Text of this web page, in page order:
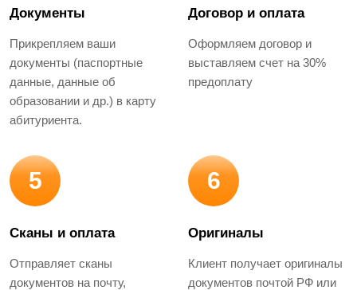
Документы
Прикрепляем ваши
документы (паспортные
данные, данные об
образовании и др.) в карту
абитуриента.
Договор и оплата
Оформляем договор и
выставляем счет на 30%
предоплату
5
Сканы и оплата
Отправляет сканы
документов на почту,
6
Оригиналы
Клиент получает оригиналы
документов почтой РФ или